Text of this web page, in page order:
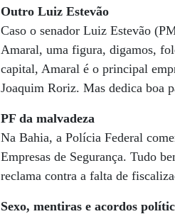
Outro Luiz Estevão
Caso o senador Luiz Estevão
Amaral, uma figura, digamos,
capital, Amaral é o principal
Joaquim Roriz. Mas dedica boa
PF da malvadeza
Na Bahia, a Polícia Federal
Empresas de Segurança. Tudo
reclama contra a falta de
Sexo, mentiras e acordos